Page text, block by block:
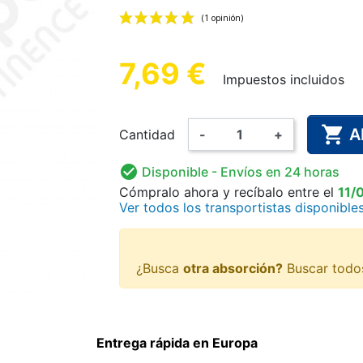
SUJECIÓN
EXPLORACIÓN
Y
DESINFECCIÓN DE MANOS
Y SUPERFICIES
PARA NIÑOS
NIÑOS
PAÑAL LAVABLE PARA
NIÑOS
(1 opinión)
7,69 € Impuestos incluidos
Cantidad - + 
 Disponible - Envíos en 24 horas
Cómpralo ahora y recíbalo entre el 11/
Ver todos los transportistas
¿Busca otra absorción?Buscar
Entrega rápida en Europa